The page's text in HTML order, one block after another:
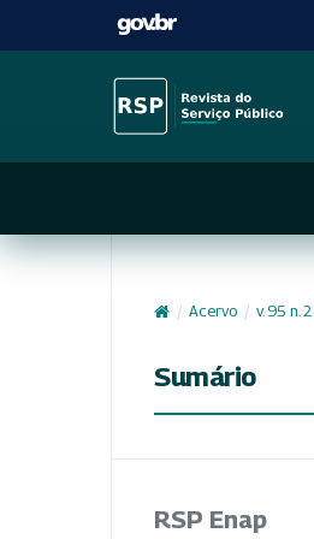
/ Acervo / v. 95 n.
Sumário
RSP Enap